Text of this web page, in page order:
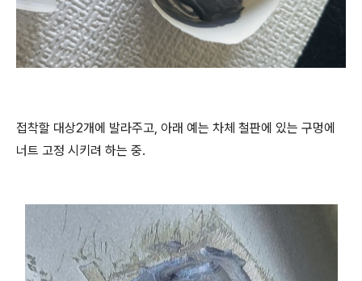
접착할 대상2개에 발라주고, 아래 예는 차체 철판에 있는 구멍에
너트 고정 시키려 하는 중.